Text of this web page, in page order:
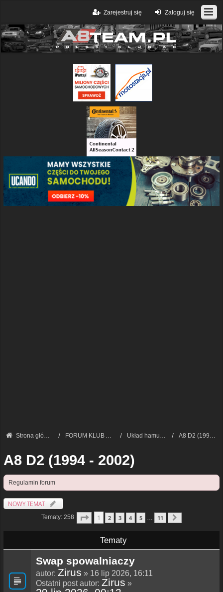
Zaloguj się
Zarejestruj się
Strona główna FORUM KLUB AUDI A8 - FORUM TECHNICZNE Układ hamulcowy A8 D2 (1994 - 2002)
A8 D2 (1994 - 2002)
Regulamin forum
NOWY TEMAT
Tematy: 258 Strona1 11
1 2 3 4 5 … 11
Tematy
Swap spowalniaczy
autor: Zirus » 16 lip 2026, 16:11
Ostatni post autor: Zirus »